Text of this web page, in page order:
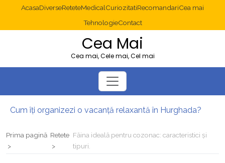
AcasaDiverseReteteMedicalCuriozitatiRecomandariCea mai
TehnologieContact
Cea Mai
Cea mai, Cele mai, Cel mai
Cum îți organizezi o vacanță relaxantă în Hurghada?
Multisite WordPress și Mastodon: cum gestionezi mai multe site-uri
Prima pagină Retete Făina ideală pentru cozonac: caracteristici și
tipuri.